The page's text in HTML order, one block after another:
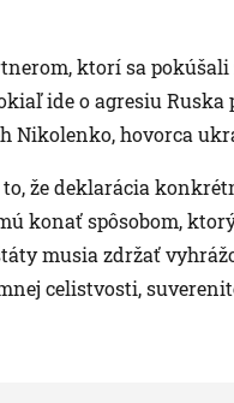
ktorí sa
ide o agresiu
Nikolenko, hovorca
že deklarácia
konať spôsobom,
musia zdržať
celistvosti,